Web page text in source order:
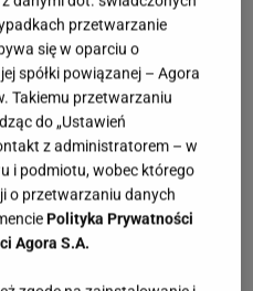
przetwarzanie
się w oparciu o
spółki powiązanej – Agora
Takiemu przetwarzaniu
do „Ustawień
z administratorem – w
i podmiotu, wobec którego
o przetwarzaniu danych
Polityka Prywatności
Agora S.A.